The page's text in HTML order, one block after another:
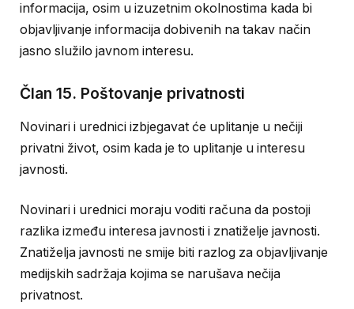
informacija, osim u izuzetnim okolnostima kada bi
objavljivanje informacija dobivenih na takav način
jasno služilo javnom interesu.
Član 15. Poštovanje privatnosti
Novinari i urednici izbjegavat će uplitanje u nečiji
privatni život, osim kada je to uplitanje u interesu
javnosti.
Novinari i urednici moraju voditi računa da postoji
razlika između interesa javnosti i znatiželje javnosti.
Znatiželja javnosti ne smije biti razlog za objavljivanje
medijskih sadržaja kojima se narušava nečija
privatnost.